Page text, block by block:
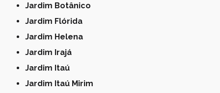
Jardim Botânico
Jardim Flórida
Jardim Helena
Jardim Irajá
Jardim Itaú
Jardim Itaú Mirim